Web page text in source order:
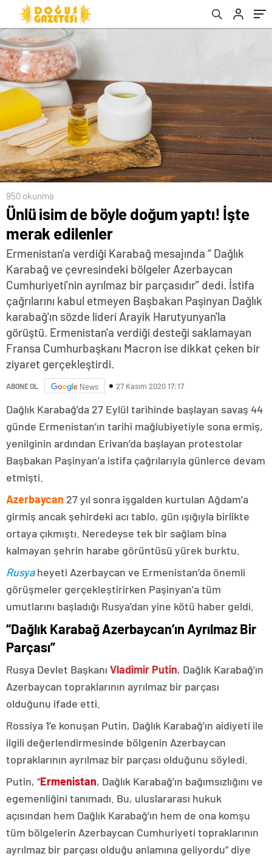
950 okunma
Ünlü isim de böyle doğum yaptı! İşte
merak edilenler
Ermenistan'a verdiği Karabağ mesajında “ Dağlık
Karabağ ve çevresindeki bölgeler Azerbaycan
Cumhuriyeti'nin ayrılmaz bir parçasıdır” dedi. İstifa
çağrılarını kabul etmeyen Başbakan Paşinyan Dağlık
karabağ'ın sözde lideri Arayik Harutyunyan'la
görüştü. Ermenistan'a verdiği desteği saklamayan
Fransa Cumhurbaşkanı Macron ise dikkat çeken bir
ziyaret gerçekleştirdi.
ABONE OL News 27 Kasım 2020 17:17
Dağlık Karabağ’da 27 Eylül tarihinde başlayan savaş 44
günde Ermenistan’ın tarihi mağlubiyetiyle sona ermiş,
yenilginin ardından Erivan’da başlayan protestolar
Başbakan Paşinyan’a istifa çağrılarıyla günlerce devam
etmişti.
Azerbaycan 27 yıl sonra işgalden kurtulan Ağdam’a
girmiş ancak şehirdeki acı tablo, gün ışığıyla birlikte
ortaya çıkmıştı. Neredeyse tek bir sağlam bina
kalmayan şehrin harabe görüntüsü yürek burktu.
Rusyaheyeti Azerbaycan ve Ermenistan’da önemli
görüşmeler gerçekleştirirken Paşinyan’a tüm
umutlarını başladığı Rusya’dan yine kötü haber geldi.
“Dağlık Karabağ Azerbaycan’ın Ayrılmaz Bir
Parçası”
Rusya Devlet Başkanı Vladimir Putin, Dağlık Karabağ’ın
Azerbaycan topraklarının ayrılmaz bir parçası
olduğunu ifade etti.
Rossiya 1’e konuşan Putin, Dağlık Karabağ’ın aidiyeti ile
ilgili değerlendirmesinde bölgenin Azerbaycan
topraklarının ayrılmaz bir parçası olduğunu söyledi.
Putin, “Ermenistan, Dağlık Karabağ’ın bağımsızlığını ve
egemenliğini tanımadı. Bu, uluslararası hukuk
açısından hem Dağlık Karabağ’ın hem de ona komşu
tüm bölgelerin Azerbaycan Cumhuriyeti topraklarının
ayrılmaz bir parçası olduğu anlamına geliyordu” diye